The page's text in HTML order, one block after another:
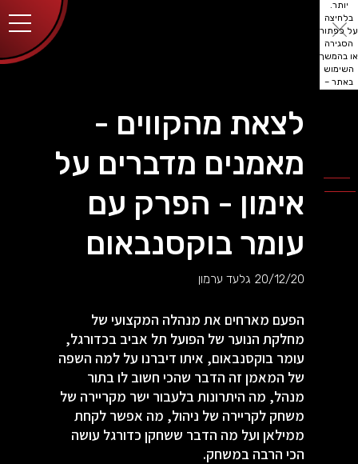
יותר.
בלחיצה
על כפתור
הסגירה
או בהמשך
השימוש
באתר –
לצאת מהקווים -
מאמנים מדברים על
אימון - הפרק עם
עומר בוקסנבאום
20/12/20 גלעד ערמון
הפעם מארחים את מנהלה המקצועי של
מחלקת הנוער של הפועל תל אביב בכדורגל,
עומר בוקסנבאום, איתו דיברנו על למה השפה
של המאמן זה הדבר שהכי חשוב לו בתור
מנהל, מה היתרונות בלעבור ישר מקריירה של
משחק לקריירה של ניהול, מה אפשר לקחת
ממילאן ועל מה הדבר ששחקן כדורגל עושה
הכי הרבה במשחק.